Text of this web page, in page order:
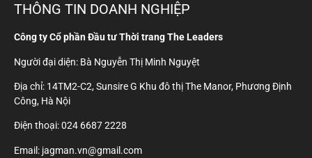
THÔNG TIN DOANH NGHIỆP
Công ty Cổ phần Đầu tư Thời trang The Leaders
Người đại diện: Bà Nguyễn Thị Minh Nguyệt
Địa chỉ: 14TM2-C2, Sunsire G Khu đô thị The Manor, Phương Định
Công, Hà Nội
Điện thoại:024 6687 2228
Email: jagman.vn@gmail.com